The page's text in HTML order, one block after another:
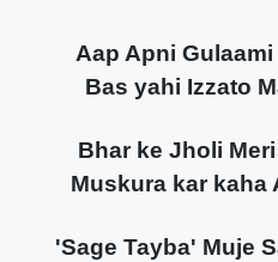
Aap Apni
Bas yahi Izzato
Bhar ke Jholi
Muskura kar kaha
'Sage Tayba' Muje